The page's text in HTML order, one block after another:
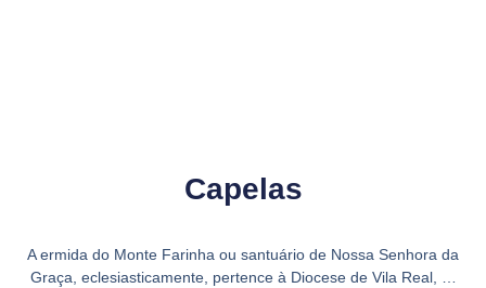
Capelas
A ermida do Monte Farinha ou santuário de Nossa Senhora da
Graça, eclesiasticamente, pertence à Diocese de Vila Real, …